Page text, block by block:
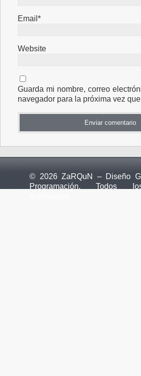
Email*
Website
Guarda mi nombre, correo
navegador para la próxima vez
© 2026 ZaRQuN – Diseño
Programación. Todos